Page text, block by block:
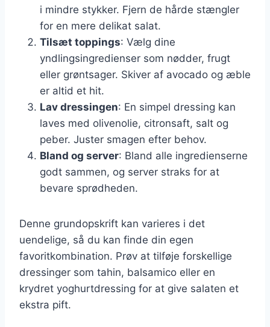
i mindre stykker. Fjern de hårde stængler
for en mere delikat salat.
Tilsæt toppings: Vælg dine
yndlingsingredienser som nødder, frugt
eller grøntsager. Skiver af avocado og æble
er altid et hit.
Lav dressingen: En simpel dressing kan
laves med olivenolie, citronsaft, salt og
peber. Juster smagen efter behov.
Bland og server: Bland alle ingredienserne
godt sammen, og server straks for at
bevare sprødheden.
Denne grundopskrift kan varieres i det
uendelige, så du kan finde din egen
favoritkombination. Prøv at tilføje forskellige
dressinger som tahin, balsamico eller en
krydret yoghurtdressing for at give salaten et
ekstra pift.